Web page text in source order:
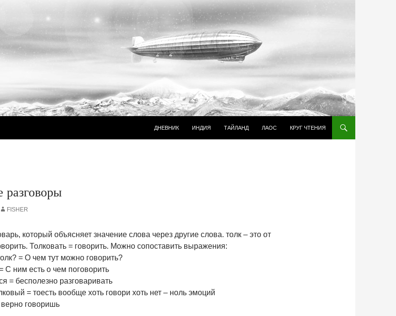
ДНЕВНИК
ИНДИЯ ТАЙЛАНД ЛАОС КРУГ ЧТЕНИЯ
разговоры
FISHER
который объясняет значение слова через другие слова. толк – это от
Толковать = говорить. Можно сопоставить выражения:
= О чем тут можно говорить?
С ним есть о чем поговорить
= бесполезно разговаривать
= тоесть вообще хоть говори хоть нет – ноль эмоций
говоришь